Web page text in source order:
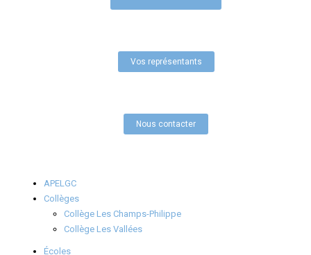
Vos représentants
Nous contacter
APELGC
Collèges
Collège Les Champs-Philippe
Collège Les Vallées
Écoles